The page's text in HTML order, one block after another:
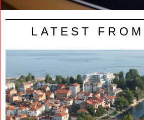
LATEST